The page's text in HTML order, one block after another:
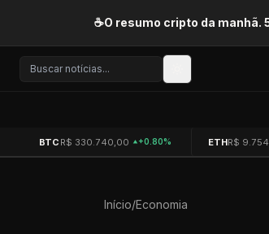
☕O resumo cripto da manhã.
BTC R$ 330.740,00 +0.80% ETHR$
Início/Economia